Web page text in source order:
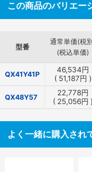
この商品のバリエー
型番
通常単価(税
(税込単価)
QX41Y41P 46,534円
( 51,187円 )
QX48Y57 22,778円
( 25,056円 )
よく一緒に購入され